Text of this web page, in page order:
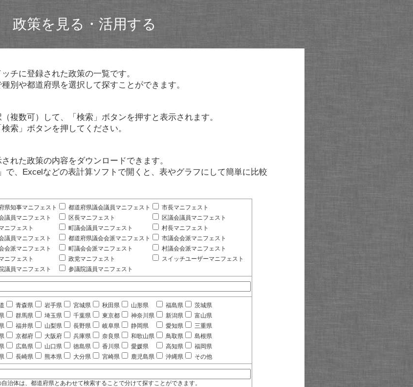
政策を見る・活用する
チに登録された政策の一覧です。
別や都道府県を選択して探すことができます。
複数可）して、「検索」ボタンを押すと表示されます。
索」ボタンを押してください。
れた政策の内容をダウンロードできます。
で、Excelなどの表計算ソフトで開くと、表やグラフにして簡単に比較
県知事マニフェスト 都道府県議会議員マニフェスト
市長マニフェスト
議員マニフェスト
区長マニフェスト
区議会議員マニフェスト
ニフェスト
町議会議員マニフェスト
村長マニフェスト
議員マニフェスト
都道府県議会会派マニフェスト
市議会会派マニフェスト
会派マニフェスト
町議会会派マニフェスト
村議会会派マニフェスト
ニフェスト
政党マニフェスト
スイッチユーザーマニフェスト
議員マニフェスト
参議院議員マニフェスト
青森県 岩手県 宮城県 秋田県 山形県 福島県
茨城県
群馬県 埼玉県 千葉県 東京都 神奈川県 新潟県
富山県
福井県 山梨県 長野県 岐阜県 静岡県 愛知県
三重県
京都府 大阪府 兵庫県 奈良県 和歌山県 鳥取県
島根県
広島県 山口県 徳島県 香川県 愛媛県 高知県
福岡県
長崎県 熊本県 大分県 宮崎県 鹿児島県 沖縄県 その他
治体は、都道府県とあわせて検索することで分けて探すことができます。